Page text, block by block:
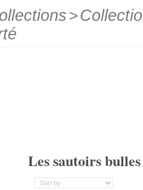
>
Les sautoirs